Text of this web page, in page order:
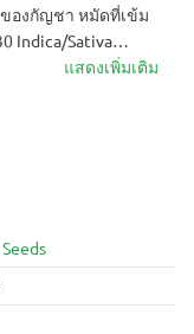
องกัญชา หมัดที่เข้ม
Indica/Sativa
ยของผลไม้
ทางเลือกที่ดีหาก
แสดงเพิ่มเติม